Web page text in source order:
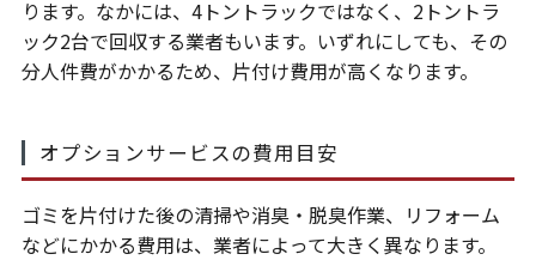
ります。なかには、4トントラックではなく、2トントラ
ック2台で回収する業者もいます。いずれにしても、その
分人件費がかかるため、片付け費用が高くなります。
オプションサービスの費用目安
ゴミを片付けた後の清掃や消臭・脱臭作業、リフォーム
などにかかる費用は、業者によって大きく異なります。